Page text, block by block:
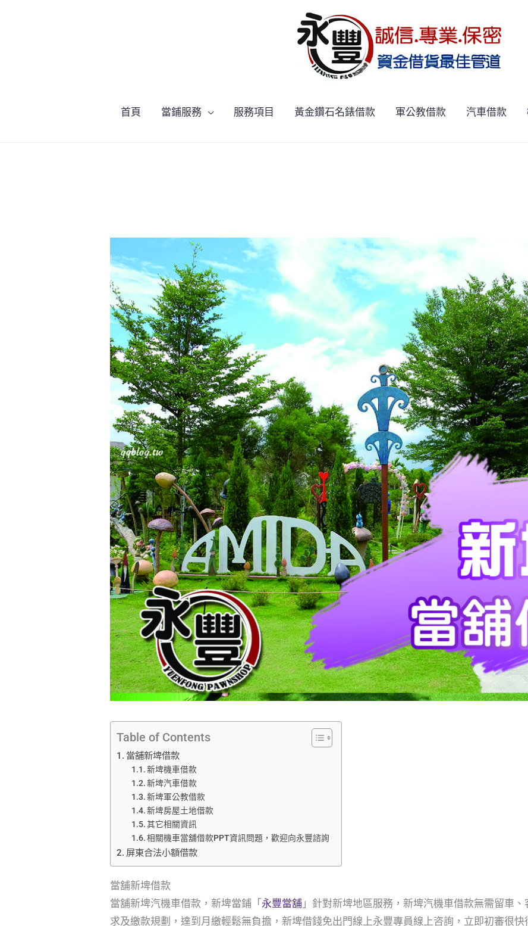
首頁
當鋪服務 服務項目 黃金鑽石名錶借款 軍公教借款 汽車借款
Table of Contents
當舖新埤借款
新埤機車借款
新埤汽車借款
新埤軍公教借款
新埤房屋土地借款
其它相關資訊
相關機車當舖借款PPT資訊問題，歡迎向永豐諮詢
屏東合法小額借款
當舖新埤借款
當舖新埤汽機車借款，新埤當鋪「 永豐當舖 」針對新埤地區服務，新埤汽機車借款無需留車
求及繳款規劃，達到月繳輕鬆無負擔，新埤借錢免出門線上永豐專員線上咨詢，立即初審很